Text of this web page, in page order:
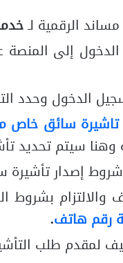
الرقمية لـ
إلى المنصة
الدخول وحدد
سائق خاص
وهنا سيتم
إصدار
والالتزام
رقم هاتف.
لمقدم طلب